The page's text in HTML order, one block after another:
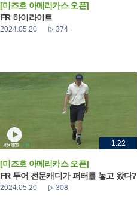
[미즈호 아메리카스 오픈]
FR 하이라이트
2024.05.20 374
1:22
[미즈호 아메리카스 오픈]
FR 투어 전문캐디가 퍼터를 놓고 왔다?
2024.05.20 308